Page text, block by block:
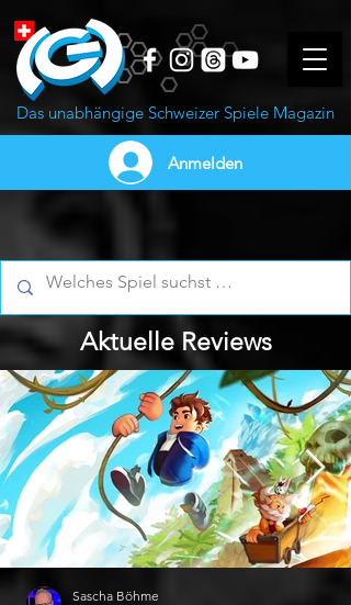
Das unabhängige Schweizer Spiele Magazin
Anmelden
Aktuelle Reviews
Sascha Böhme